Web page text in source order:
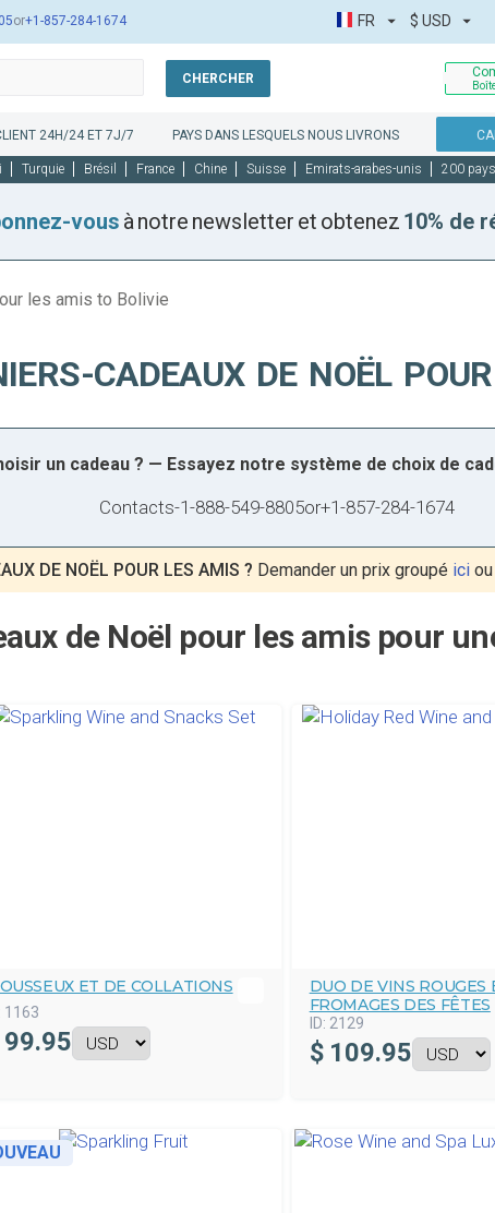
or+1-857-284-1674 FR $ USD
CHERCHER
24H/24 ET 7J/7 PAYS DANS LESQUELS NOUS LIVRONS
Turquie Brésil France Chine Suisse Emirats-arabes-unis 200
vous à notre newsletter et obtenez 10% de
les amis to Bolivie
CADEAUX DE NOËL
un cadeau ? — Essayez notre système de choix de
Contacts-1-888-549-8805or+1-857-284-1674
DE NOËL POUR LES AMIS ? Demander un prix groupé iciou
de Noël pour les amis pour
ET DE COLLATIONS
1163
99.95
DUO DE VINS ROUGES
FROMAGES DES FÊTES
ID: 2129
$ 109.95